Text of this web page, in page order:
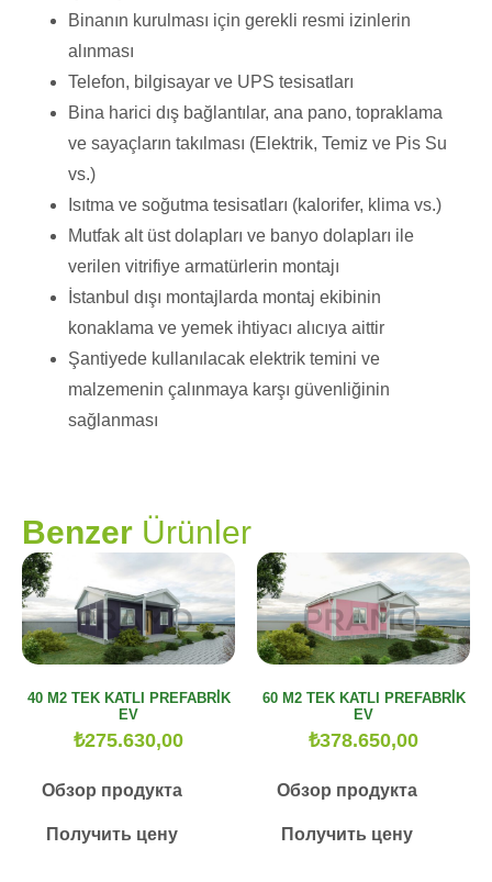
Binanın kurulması için gerekli resmi izinlerin
alınması
Telefon, bilgisayar ve UPS tesisatları
Bina harici dış bağlantılar, ana pano, topraklama
ve sayaçların takılması (Elektrik, Temiz ve Pis Su
vs.)
Isıtma ve soğutma tesisatları (kalorifer, klima vs.)
Mutfak alt üst dolapları ve banyo dolapları ile
verilen vitrifiye armatürlerin montajı
İstanbul dışı montajlarda montaj ekibinin
konaklama ve yemek ihtiyacı alıcıya aittir
Şantiyede kullanılacak elektrik temini ve
malzemenin çalınmaya karşı güvenliğinin
sağlanması
PRAMO
Benzer Ürünler
40 M2 TEK KATLI PREFABRİK
EV
₺275.630,00
Обзор продукта
Получить цену
60 M2 TEK KATLI PREFABRİK
EV
₺378.650,00
Обзор продукта
Получить цену